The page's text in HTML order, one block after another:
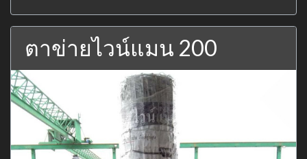
ตาข่ายไวน์แมน 200